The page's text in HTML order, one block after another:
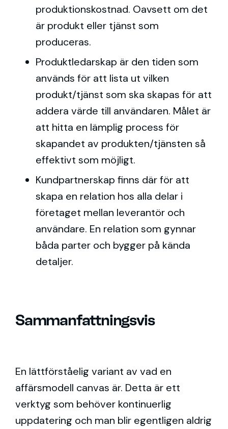
produktionskostnad. Oavsett om det
är produkt eller tjänst som
produceras.
Produktledarskap är den tiden som
används för att lista ut vilken
produkt/tjänst som ska skapas för att
addera värde till användaren. Målet är
att hitta en lämplig process för
skapandet av produkten/tjänsten så
effektivt som möjligt.
Kundpartnerskap finns där för att
skapa en relation hos alla delar i
företaget mellan leverantör och
användare. En relation som gynnar
båda parter och bygger på kända
detaljer.
Sammanfattningsvis
En lättförståelig variant av vad en
affärsmodell canvas är. Detta är ett
verktyg som behöver kontinuerlig
uppdatering och man blir egentligen aldrig